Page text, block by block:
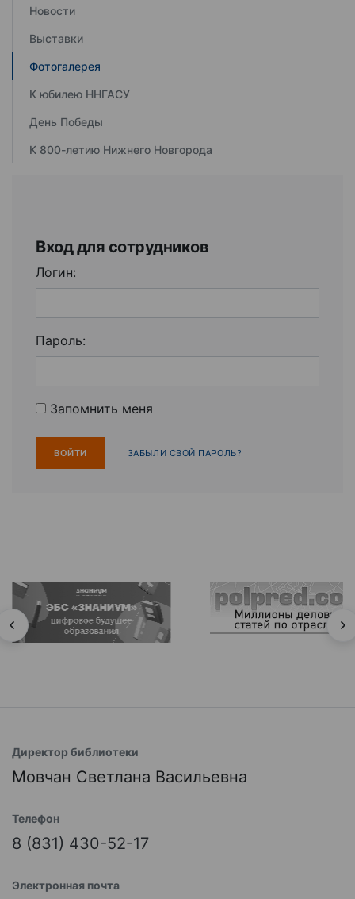
Новости
Выставки
Фотогалерея
К юбилею ННГАСУ
День Победы
К 800-летию Нижнего Новгорода
Вход для сотрудников
Логин:
Пароль:
Запомнить меня
ЗАБЫЛИ СВОЙ ПАРОЛЬ?
Директор библиотеки
Мовчан Светлана Васильевна
Телефон
8 (831) 430-52-17
Электронная почта